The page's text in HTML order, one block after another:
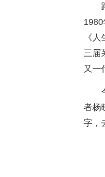
《
三届
又一
者杨
字，